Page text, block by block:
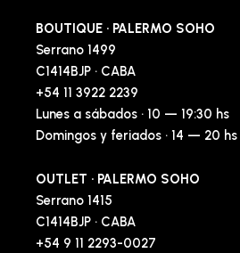
BOUTIQUE · PALERMO SOHO
Serrano 1499
C1414BJP · CABA
+54 11 3922 2239
Lunes a sábados · 10 — 19:30 hs
Domingos y feriados · 14 — 20 hs
OUTLET · PALERMO SOHO
Serrano 1415
C1414BJP · CABA
+54 9 11 2293-0027